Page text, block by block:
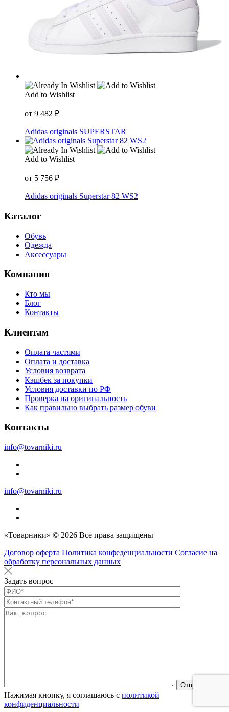
Add to Wishlist
от 9 482 ₽
Adidas originals SUPERSTAR
Add to Wishlist
от 5 756 ₽
Adidas originals Superstar 82 WS2
Каталог
Обувь
Одежда
Аксессуары
Компания
Кто мы
Блог
Контакты
Клиентам
Оплата частями
Оплата и доставка
Условия возврата
Кэшбек за покупки
Условия доставки по РФ
Проверка на оригинальность
Как правильно выбрать размер обуви
Контакты
info@tovarniki.ru
info@tovarniki.ru
«Товарники» © 2026 Все права защищены
Договор оферта Политика конфеденциальности Согласие на
обработку персональных данных
Задать вопрос
Нажимая кнопку, я соглашаюсь с политикой
конфиденциальности